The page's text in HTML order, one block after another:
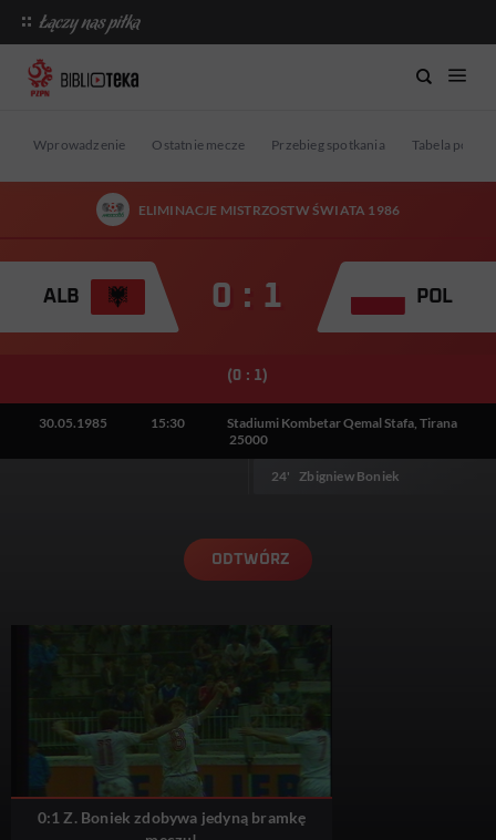
Wprowadzenie Ostatnie mecze Przebieg spotkania Tabela po
ELIMINACJE MISTRZOSTW ŚWIATA 1986
ALB 0 : 1 POL
(0 : 1)
30.05.1985 15:30
Stadiumi Kombetar Qemal Stafa, Tirana
25000
Zbigniew Boniek
24'
ODTWÓRZ
0:1 Z. Boniek zdobywa jedyną bramkę